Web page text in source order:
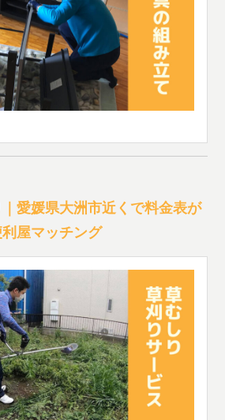
愛媛県大洲市近くで料金表が
屋マッチング